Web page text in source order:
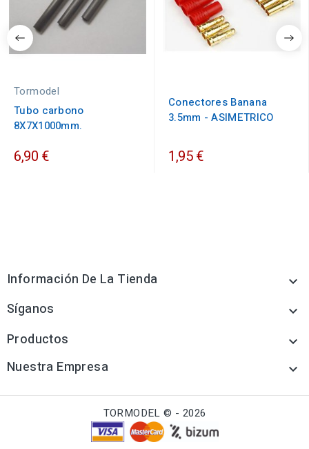
Tormodel
Tubo carbono
8X7X1000mm.
6,90 €
Conectores Banana
3.5mm - ASIMETRICO
1,95 €
Información De La Tienda 
Síganos 
Productos 
Nuestra Empresa 
TORMODEL © - 2026